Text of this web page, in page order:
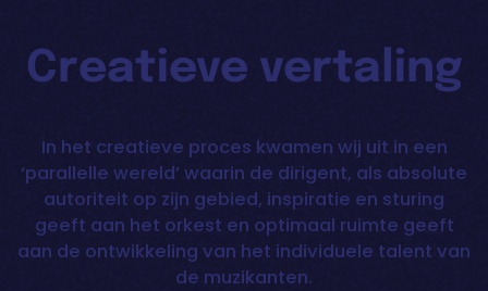
Creatieve vertaling
In het creatieve proces kwamen wij uit in een
‘parallelle wereld’ waarin de dirigent, als absolute
autoriteit op zijn gebied, inspiratie en sturing
geeft aan het orkest en optimaal ruimte geeft
aan de ontwikkeling van het individuele talent van
de muzikanten.